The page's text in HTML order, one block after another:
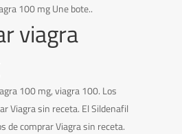
100 mg Une bote..
viagra
100 mg, viagra 100. Los
Viagra sin receta. El Sildenafil
de comprar Viagra sin receta.